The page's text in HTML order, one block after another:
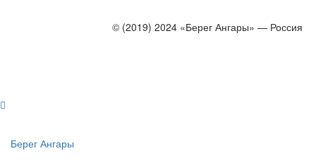
© (2019) 2024 «Берег Ангары» — Россия
Берег Ангары